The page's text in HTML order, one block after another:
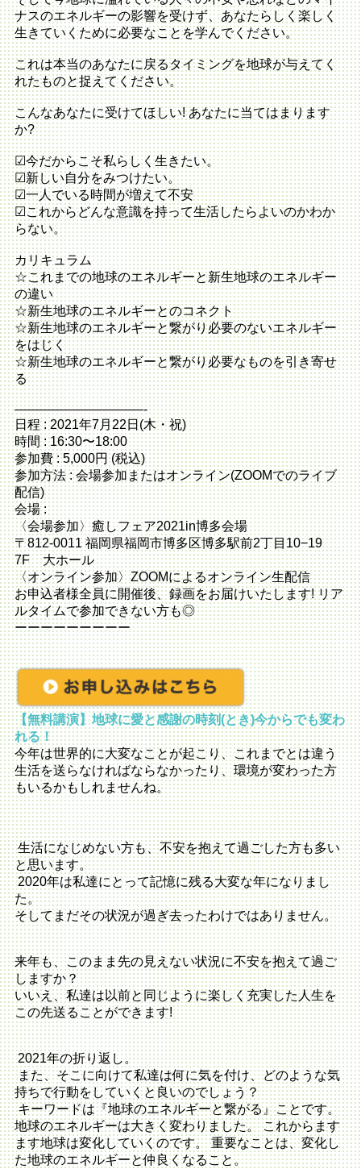
ナスのエネルギーの影響を受けず、あなたらしく楽しく
生きていくために必要なことを学んでください。
これは本当のあなたに戻るタイミングを地球が与えてく
れたものと捉えてください。
こんなあなたに受けてほしい! あなたに当てはまります
か?
☑今だからこそ私らしく生きたい。
☑新しい自分をみつけたい。
☑一人でいる時間が増えて不安
☑これからどんな意識を持って生活したらよいのかわか
らない。
カリキュラム
☆これまでの地球のエネルギーと新生地球のエネルギー
の違い
☆新生地球のエネルギーとのコネクト
☆新生地球のエネルギーと繋がり必要のないエネルギー
をはじく
☆新生地球のエネルギーと繋がり必要なものを引き寄せ
る
——————————-
日程 : 2021年7月22日(木・祝)
時間 : 16:30〜18:00
参加費 : 5,000円 (税込)
参加方法 : 会場参加またはオンライン(ZOOMでのライブ
配信)
会場 :
〈会場参加〉癒しフェア2021in博多会場
〒812-0011 福岡県福岡市博多区博多駅前2丁目10−19
7F 大ホール
〈オンライン参加〉ZOOMによるオンライン生配信
お申込者様全員に開催後、録画をお届けいたします! リア
ルタイムで参加できない方も◎
ーーーーーーーーー
【無料講演】地球に愛と感謝の時刻(とき)今からでも変わ
れる！
今年は世界的に大変なことが起こり、これまでとは違う
生活を送らなければならなかったり、環境が変わった方
もいるかもしれませんね。
生活になじめない方も、不安を抱えて過ごした方も多い
と思います。
2020年は私達にとって記憶に残る大変な年になりまし
た。
そしてまだその状況が過ぎ去ったわけではありません。
来年も、このまま先の見えない状況に不安を抱えて過ご
しますか？
いいえ、私達は以前と同じように楽しく充実した人生を
この先送ることができます!
2021年の折り返し。
また、そこに向けて私達は何に気を付け、どのような気
持ちで行動をしていくと良いのでしょう？
キーワードは『地球のエネルギーと繋がる』ことです。
地球のエネルギーは大きく変わりました。 これからます
ます地球は変化していくのです。 重要なことは、変化し
た地球のエネルギーと仲良くなること。